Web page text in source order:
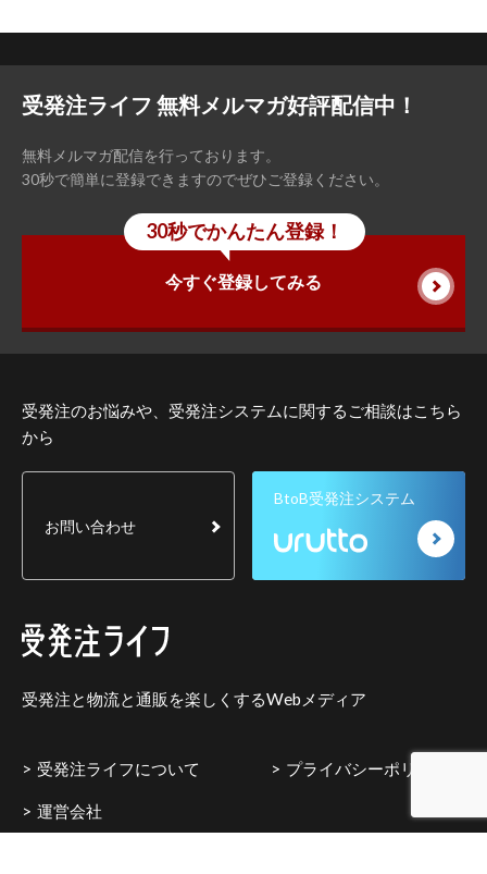
受発注ライフ 無料メルマガ好評配信中！
無料メルマガ配信を行っております。
30秒で簡単に登録できますのでぜひご登録ください。
今すぐ登録してみる
30秒でかんたん登録！
受発注のお悩みや、受発注システムに関するご相談はこちら
から
お問い合わせ
BtoB受発注システム
受発注と物流と通販を楽しくするWebメディア
受発注ライフについて プライバシーポリシー
運営会社